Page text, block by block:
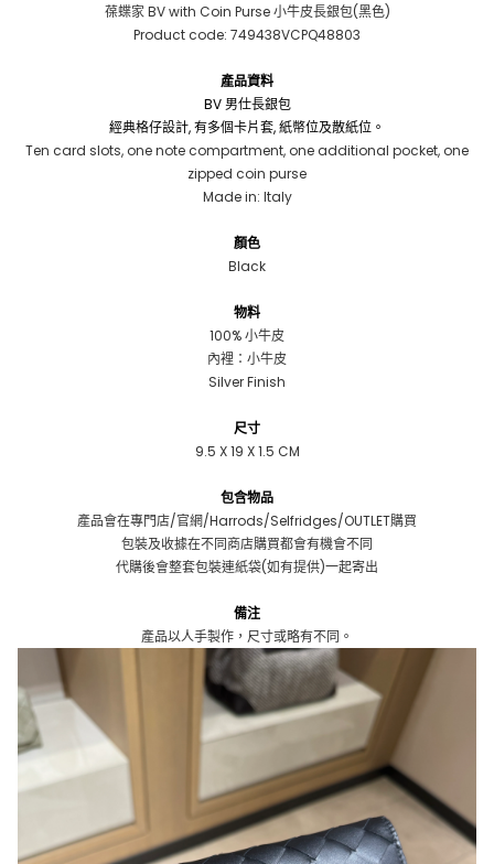
葆蝶家 BV with Coin Purse 小牛皮長銀包(黑色)
Product code: 749438VCPQ48803
產品資料
BV 男仕長銀包
經典格仔設計, 有多個卡片套, 紙幣位及散紙位。
Ten card slots, one note compartment, one additional pocket, one
zipped coin purse
Made in: Italy
顏色
Black
物料
100% 小牛皮
內裡：小牛皮
Silver Finish
尺寸
9.5 X 19 X 1.5 CM
包含物品
產品會在專門店/官網/Harrods/Selfridges/OUTLET購買
包裝及收據在不同商店購買都會有機會不同
代購後會整套包裝連紙袋(如有提供)一起寄出
備注
產品以人手製作，尺寸或略有不同。